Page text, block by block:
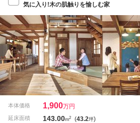
気に入り!木の肌触りを愉しむ家
本体価格 1,900万円
延床面積 143.00m2 (43.2坪)